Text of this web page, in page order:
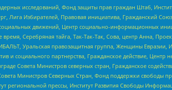
исследований, Фонд защиты прав граждан Штаб,
Избирателей, Правовая инициатива, Гражданский
движений, Центр социально-информационных
Серебряная тайга, Так-Так-Так, Сова, центр Анна,
Уральская правозащитная группа, Женщины Евразии,
и социального партнерства, Гражданское действие, Центр
Совета Министров северных стран, Гражданское
Министров Северных Стран, Фонд поддержки свободы
региональной прессы, Институт Развития Свободы